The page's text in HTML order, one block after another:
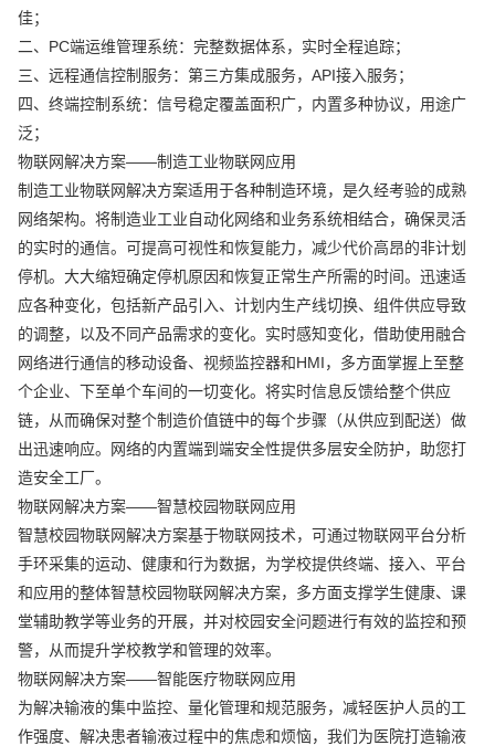
佳；
二、PC端运维管理系统：完整数据体系，实时全程追踪；
三、远程通信控制服务：第三方集成服务，API接入服务；
四、终端控制系统：信号稳定覆盖面积广，内置多种协议，用途广
泛；
物联网解决方案——制造工业物联网应用
制造工业物联网解决方案适用于各种制造环境，是久经考验的成熟
网络架构。将制造业工业自动化网络和业务系统相结合，确保灵活
的实时的通信。可提高可视性和恢复能力，减少代价高昂的非计划
停机。大大缩短确定停机原因和恢复正常生产所需的时间。迅速适
应各种变化，包括新产品引入、计划内生产线切换、组件供应导致
的调整，以及不同产品需求的变化。实时感知变化，借助使用融合
网络进行通信的移动设备、视频监控器和HMI，多方面掌握上至整
个企业、下至单个车间的一切变化。将实时信息反馈给整个供应
链，从而确保对整个制造价值链中的每个步骤（从供应到配送）做
出迅速响应。网络的内置端到端安全性提供多层安全防护，助您打
造安全工厂。
物联网解决方案——智慧校园物联网应用
智慧校园物联网解决方案基于物联网技术，可通过物联网平台分析
手环采集的运动、健康和行为数据，为学校提供终端、接入、平台
和应用的整体智慧校园物联网解决方案，多方面支撑学生健康、课
堂辅助教学等业务的开展，并对校园安全问题进行有效的监控和预
警，从而提升学校教学和管理的效率。
物联网解决方案——智能医疗物联网应用
为解决输液的集中监控、量化管理和规范服务，减轻医护人员的工
作强度、解决患者输液过程中的焦虑和烦恼，我们为医院打造输液